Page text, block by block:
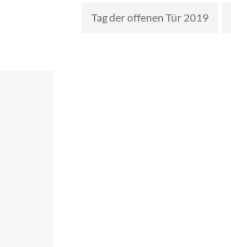
Tag der offenen Tür 2019